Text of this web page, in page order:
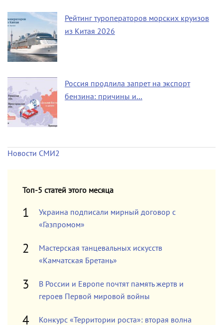
Рейтинг туроператоров морских круизов
из Китая 2026
Россия продлила запрет на экспорт
бензина: причины и…
Новости СМИ2
Топ-5 статей этого месяца
Украина подписали мирный договор с
«Газпромом»
Мастерская танцевальных искусств
«Камчатская Бретань»
В России и Европе почтят память жертв и
героев Первой мировой войны
Конкурс «Территории роста»: вторая волна